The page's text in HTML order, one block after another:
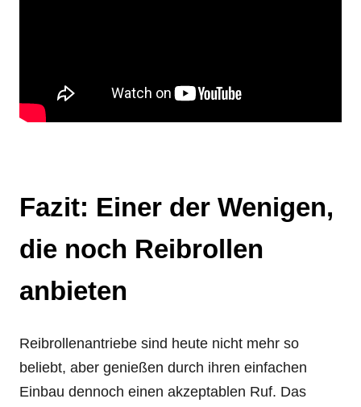
Fazit: Einer der Wenigen,
die noch Reibrollen
anbieten
Reibrollenantriebe sind heute nicht mehr so
beliebt, aber genießen durch ihren einfachen
Einbau dennoch einen akzeptablen Ruf. Das